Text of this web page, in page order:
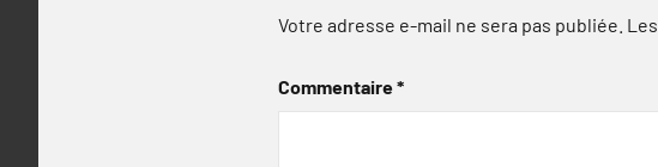
Votre adresse e-mail ne sera pas publiée.
Commentaire*